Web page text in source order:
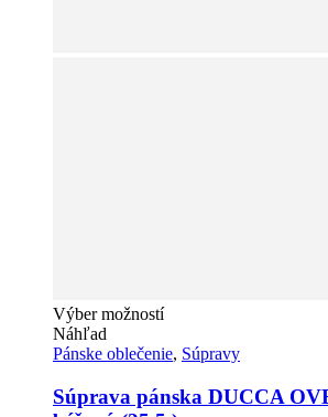
Výber možnostíTento
má
variantov.
Možnosti
Náhľad
Pánske oblečenie, Súpravy
Súprava pánska DUCCA